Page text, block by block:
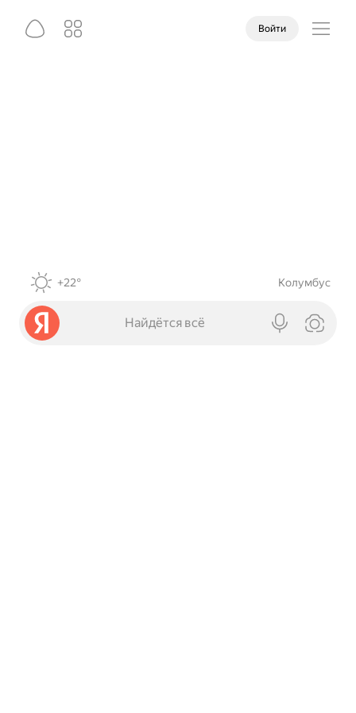
Войти
+22° Колумбус
Найдётся всё